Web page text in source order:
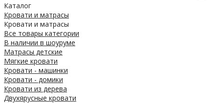
Каталог
Кровати и матрасы
Кровати и матрасы
Все товары категории
В наличии в шоуруме
Матрасы детские
Мягкие кровати
Кровати - машинки
Кровати - домики
Кровати из дерева
Двухярусные кровати